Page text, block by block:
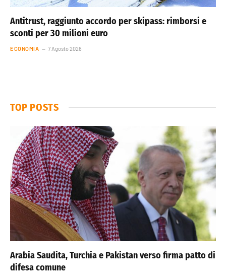
Antitrust, raggiunto accordo per skipass: rimborsi e
sconti per 30 milioni euro
ECONOMIA 7 Agosto 2026
TOP POSTS
Arabia Saudita, Turchia e Pakistan verso firma patto di
difesa comune